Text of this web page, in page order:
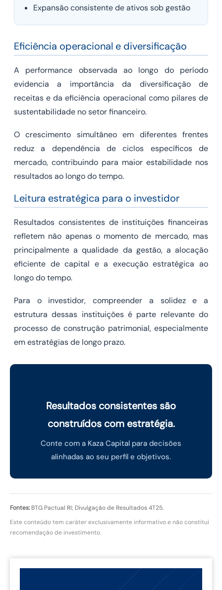
Expansão consistente de ativos sob gestão
Eficiência operacional e diversificação
A performance observada ao longo do período
evidencia a importância da diversificação de
receitas e da eficiência operacional como pilares de
sustentabilidade no setor financeiro.
O crescimento simultâneo em diferentes frentes
reduz a dependência de ciclos específicos de
mercado, contribuindo para maior estabilidade nos
resultados ao longo do tempo.
Leitura estratégica para o investidor
Resultados consistentes de instituições financeiras
refletem não apenas o momento de mercado, mas
principalmente a qualidade da gestão, a alocação
eficiente de capital e a execução estratégica ao
longo do tempo.
Para o investidor, compreender a solidez e a
estrutura dessas instituições é parte relevante do
processo de construção patrimonial, especialmente
em estratégias de longo prazo.
Resultados consistentes são
construídos com estratégia.
Conte com a Kaza Capital para decisões
alinhadas ao seu perfil e objetivos.
Fontes:BTG Pactual RI; Divulgação de Resultados 4T25.
Este conteúdo tem caráter exclusivamente informativo e não constitui
recomendação de investimento.